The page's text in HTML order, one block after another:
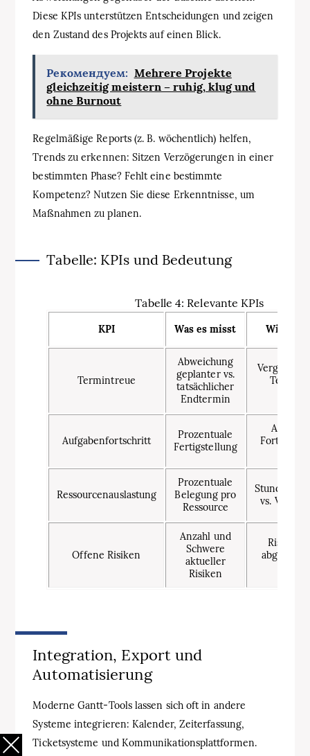
Diese KPIs unterstützen Entscheidungen und zeigen
den Zustand des Projekts auf einen Blick.
Рекомендуем: Mehrere Projekte
gleichzeitig meistern – ruhig, klug und
ohne Burnout
Regelmäßige Reports (z. B. wöchentlich) helfen,
Trends zu erkennen: Sitzen Verzögerungen in einer
bestimmten Phase? Fehlt eine bestimmte
Kompetenz? Nutzen Sie diese Erkenntnisse, um
Maßnahmen zu planen.
Tabelle: KPIs und Bedeutung
Tabelle 4: Relevante KPIs
KPI Was es misst Wie
Termintreue
Abweichung
geplanter vs.
tatsächlicher
Endtermin
Vergleich
Aufgabenfortschritt
Prozentuale
Fertigstellung
Ressourcenauslastung
Prozentuale
Belegung pro
Ressource
vs.
Offene Risiken
Anzahl und
Schwere
aktueller
Risiken
Integration, Export und
Automatisierung
Moderne Gantt‑Tools lassen sich oft in andere
Systeme integrieren: Kalender, Zeiterfassung,
Ticketsysteme und Kommunikationsplattformen.